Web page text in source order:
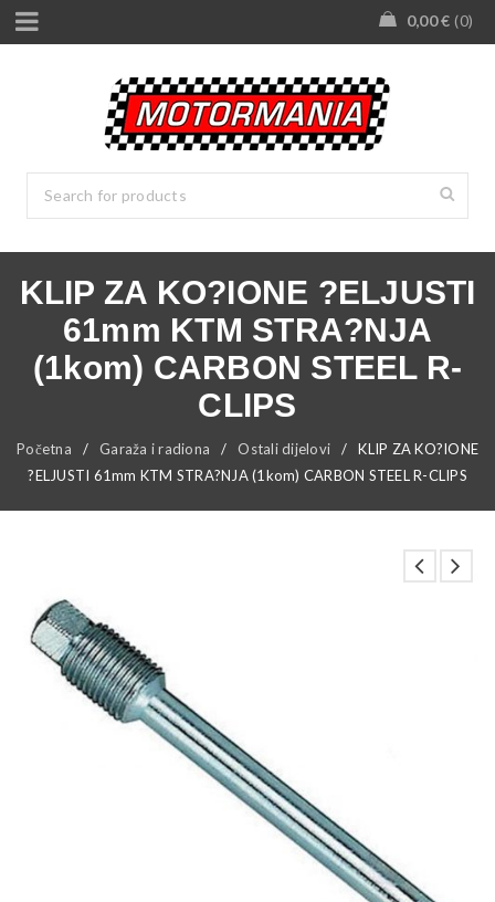
0,00€ 0
KLIP ZA KO?IONE ?ELJUSTI
61mm KTM STRA?NJA
(1kom) CARBON STEEL R-
CLIPS
Početna / Garaža i radiona / Ostali dijelovi /
KLIP ZA KO?IONE
?ELJUSTI 61mm KTM STRA?NJA (1kom) CARBON STEEL R-CLIPS